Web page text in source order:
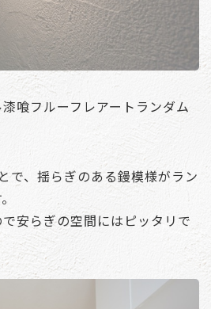
漆喰フルーフレアートランダム
で、揺らぎのある鏝模様がラン
安らぎの空間にはピッタリで